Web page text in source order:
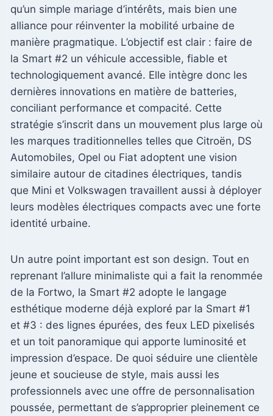
qu’un simple mariage d’intérêts, mais bien une
alliance pour réinventer la mobilité urbaine de
manière pragmatique. L’objectif est clair : faire de
la Smart #2 un véhicule accessible, fiable et
technologiquement avancé. Elle intègre donc les
dernières innovations en matière de batteries,
conciliant performance et compacité. Cette
stratégie s’inscrit dans un mouvement plus large où
les marques traditionnelles telles que Citroën, DS
Automobiles, Opel ou Fiat adoptent une vision
similaire autour de citadines électriques, tandis
que Mini et Volkswagen travaillent aussi à déployer
leurs modèles électriques compacts avec une forte
identité urbaine.
Un autre point important est son design. Tout en
reprenant l’allure minimaliste qui a fait la renommée
de la Fortwo, la Smart #2 adopte le langage
esthétique moderne déjà exploré par la Smart #1
et #3 : des lignes épurées, des feux LED pixelisés
et un toit panoramique qui apporte luminosité et
impression d’espace. De quoi séduire une clientèle
jeune et soucieuse de style, mais aussi les
professionnels avec une offre de personnalisation
poussée, permettant de s’approprier pleinement ce